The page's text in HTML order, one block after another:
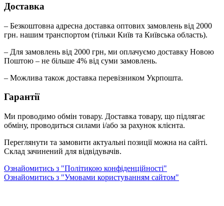
Доставка
– Безкоштовна адресна доставка оптових замовлень від 2000
грн. нашим транспортом (тільки Київ та Київська область).
– Для замовлень від 2000 грн, ми оплачуємо доставку Новою
Поштою – не більше 4% від суми замовлень.
– Можлива також доставка перевізником Укрпошта.
Гарантії
Ми проводимо обмін товару. Доставка товару, що підлягає
обміну, проводиться силами і/або за рахунок клієнта.
Переглянути та замовити актуальні позиції можна на сайті.
Склад зачинений для відвідувачів.
Ознайомитись з "Політикою конфіденційності"
Ознайомитись з "Умовами користуванням сайтом"